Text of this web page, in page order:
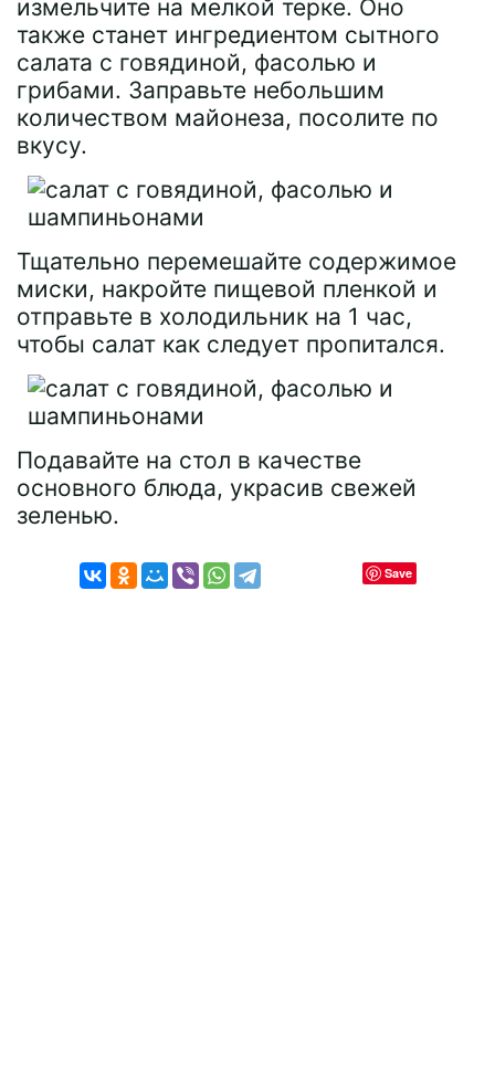
измельчите на мелкой терке. Оно
также станет ингредиентом сытного
салата с говядиной, фасолью и
грибами. Заправьте небольшим
количеством майонеза, посолите по
вкусу.
Тщательно перемешайте содержимое
миски, накройте пищевой пленкой и
отправьте в холодильник на 1 час,
чтобы салат как следует пропитался.
Подавайте на стол в качестве
основного блюда, украсив свежей
зеленью.
Save